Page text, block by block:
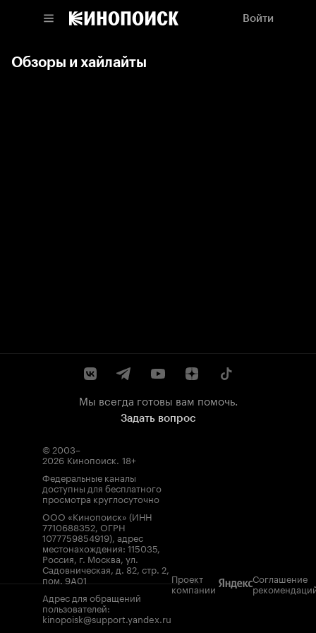
Войти
Обзоры и хайлайты
Мы всегда готовы вам помочь.
Задать вопрос
© 2003–
2026 Кинопоиск. 18+
Федеральные каналы
доступны для бесплатного
просмотра круглосуточно
ООО «Кинопоиск» (ИНН
7710688352, ОГРН
1077759854919), адрес
местонахождения: 115035,
Россия, г. Москва, ул.
Садовническая, д. 82, стр. 2,
пом. 9А01
Адрес для обращений
пользователей:
kinopoisk@support.yandex.ru
Проект
компании
Соглашение